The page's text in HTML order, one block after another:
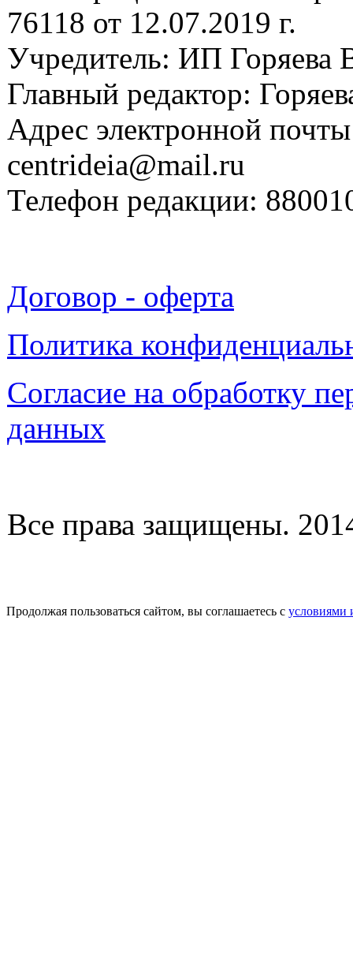
76118 от 12.07.2019 г.
Учредитель: ИП Горяева
Главный редактор:
Адрес электронной
centrideia@mail.ru
Телефон редакции:
Договор - оферта
Политика
Согласие на обработку
данных
Все права защищены.
Продолжая пользоваться сайтом, вы соглашаетесь с условиями